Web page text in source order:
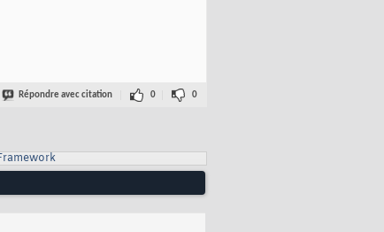
Répondre avec citation 0 0